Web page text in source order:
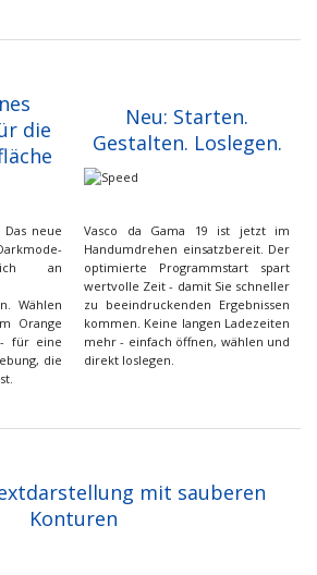
die
Neu: Starten.
Gestalten. Loslegen.
neue
an
Wählen
Orange
- für eine
die
Vasco da Gama 19 ist jetzt im
Handumdrehen einsatzbereit. Der
optimierte Programmstart spart
wertvolle Zeit - damit Sie schneller
zu beeindruckenden Ergebnissen
kommen. Keine langen Ladezeiten
mehr - einfach öffnen, wählen und
direkt loslegen.
mit sauberen
Konturen